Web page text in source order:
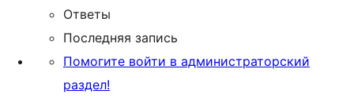
Ответы
Последняя запись
Помогите войти в администраторский
раздел!